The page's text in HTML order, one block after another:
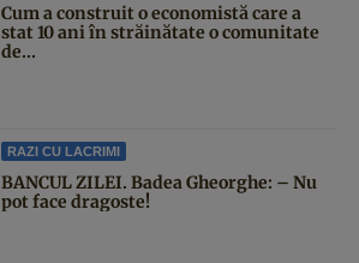
Cum a construit o economistă care a
stat 10 ani în străinătate o comunitate
de...
RAZI CU LACRIMI
BANCUL ZILEI. Badea Gheorghe: – Nu
pot face dragoste!